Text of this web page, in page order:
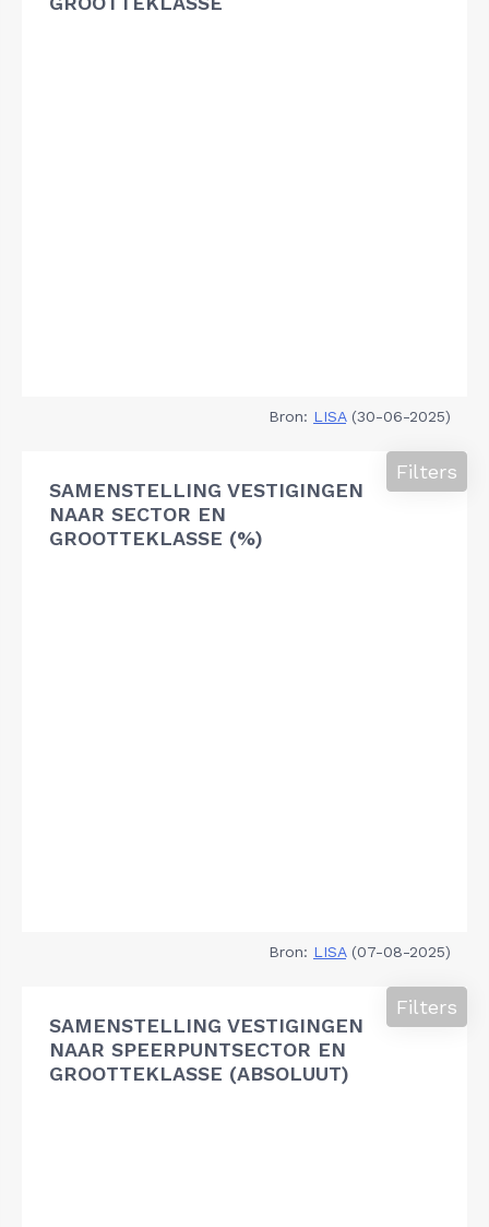
Bron: LISA(30-06-2025)
SAMENSTELLING VESTIGINGEN
NAAR SECTOR EN
GROOTTEKLASSE (%)
Filters
Bron: LISA(07-08-2025)
SAMENSTELLING VESTIGINGEN
NAAR SPEERPUNTSECTOR EN
GROOTTEKLASSE (ABSOLUUT)
Filters